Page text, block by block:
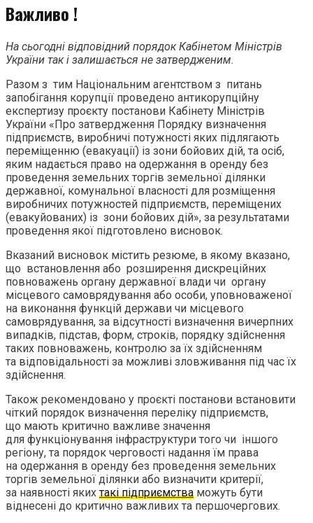
Важливо !
На сьогодні відповідний порядок Кабінетом Міністрів
України так і залишається не затвердженим.
Разом з тим Національним агентством з питань
запобігання корупції проведено антикорупційну
експертизу проєкту постанови Кабінету Міністрів
України «Про затвердження Порядку визначення
підприємств, виробничі потужності яких підлягають
переміщенню (евакуації) із зони бойових дій, та осіб,
яким надається право на одержання в оренду без
проведення земельних торгів земельної ділянки
державної, комунальної власності для розміщення
виробничих потужностей підприємств, переміщених
(евакуйованих) із зони бойових дій», за результатами
проведення якої підготовлено висновок.
Вказаний висновок містить резюме, в якому вказано,
що встановлення або розширення дискреційних
повноважень органу державної влади чи органу
місцевого самоврядування або особи, уповноваженої
на виконання функцій держави чи місцевого
самоврядування, за відсутності визначення вичерпних
випадків, підстав, форм, строків, порядку здійснення
таких повноважень, контролю за їх здійсненням
та відповідальності за можливі зловживання під час їх
здійснення.
Також рекомендовано у проєкті постанови встановити
чіткий порядок визначення переліку підприємств,
що мають критично важливе значення
для функціонування інфраструктури того чи іншого
регіону, та порядок черговості надання їм права
на одержання в оренду без проведення земельних
торгів земельної ділянки або визначити критерії,
за наявності якихтакі підприємства можуть бути
віднесені до критично важливих та першочергових.